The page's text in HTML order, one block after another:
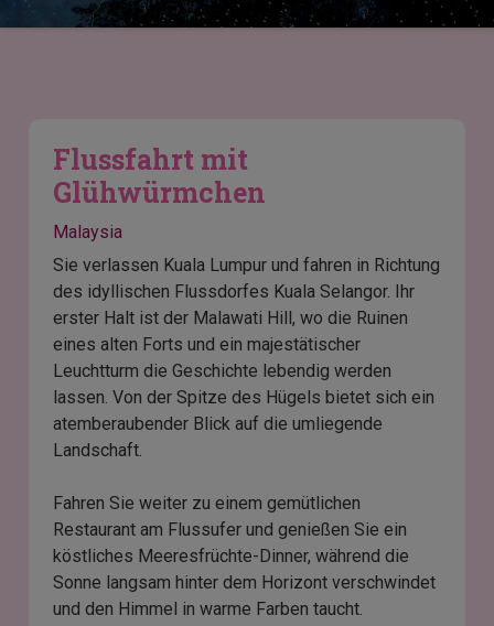
Flussfahrt mit
Glühwürmchen
Malaysia
Sie verlassen Kuala Lumpur und fahren in Richtung
des idyllischen Flussdorfes Kuala Selangor. Ihr
erster Halt ist der Malawati Hill, wo die Ruinen
eines alten Forts und ein majestätischer
Leuchtturm die Geschichte lebendig werden
lassen. Von der Spitze des Hügels bietet sich ein
atemberaubender Blick auf die umliegende
Landschaft.
Fahren Sie weiter zu einem gemütlichen
Restaurant am Flussufer und genießen Sie ein
köstliches Meeresfrüchte-Dinner, während die
Sonne langsam hinter dem Horizont verschwindet
und den Himmel in warme Farben taucht.